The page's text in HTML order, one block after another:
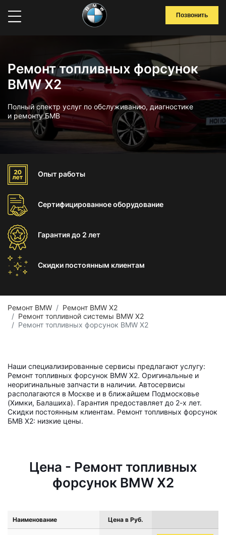
Позвонить
Ремонт топливных форсунок
BMW X2
Полный спектр услуг по обслуживанию, диагностике
и ремонту БМВ
Опыт работы
Сертифицированноеоборудование
Гарантиядо 2 лет
Скидки постоянным клиентам
Ремонт BMW
Ремонт BMW X2
Ремонт топливной системы BMW X2
Ремонт топливных форсунок BMW X2
Наши специализированные сервисы предлагают услугу:
Ремонт топливных форсунок BMW X2. Оригинальные и
неоригинальные запчасти в наличии. Автосервисы
располагаются в Москве и в ближайшем Подмосковье
(Химки, Балашиха). Гарантия предоставляет до 2-х лет.
Скидки постоянным клиентам. Ремонт топливных форсунок
БМВ Х2: низкие цены.
Цена - Ремонт топливных
форсунок BMW X2
Наименование Цена в Руб.